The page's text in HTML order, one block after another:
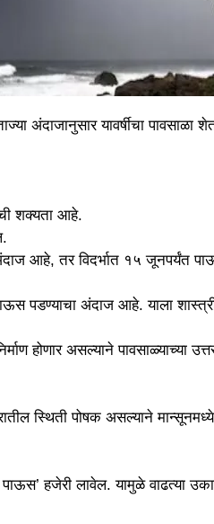
अंदाजानुसार यावर्षीचा पावसाळा
शक्यता आहे.
आहे, तर विदर्भात १५ जूनपर्यंत
पडण्याचा अंदाज आहे. याला
होणार असल्याने पावसाळ्याच्या
स्थिती पोषक असल्याने
हजेरी लावेल. यामुळे वाढत्या